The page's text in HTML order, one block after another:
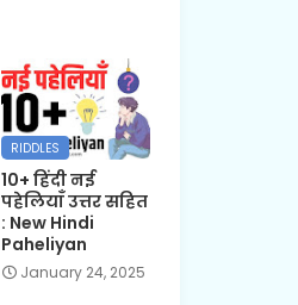
RIDDLES
10+ हिंदी नई
पहेलियाँ उत्तर सहित
: New Hindi
Paheliyan
January 24, 2025